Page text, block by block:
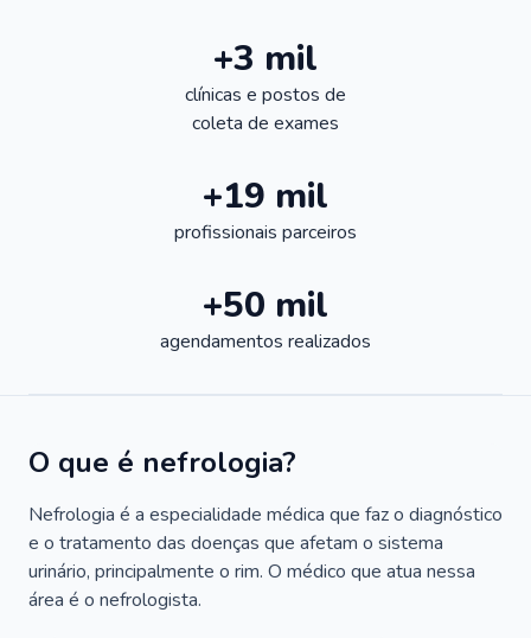
+3 mil
clínicas e postos de
coleta de exames
+19 mil
profissionais parceiros
+50 mil
agendamentos realizados
O que é nefrologia?
Nefrologia é a especialidade médica que faz o diagnóstico
e o tratamento das doenças que afetam o sistema
urinário, principalmente o rim. O médico que atua nessa
área é o nefrologista.